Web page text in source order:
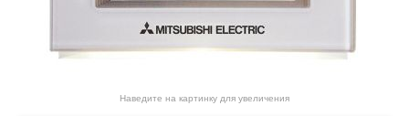
Наведите на картинку для увеличения